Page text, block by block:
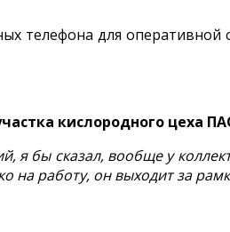
телефона для оперативной
кислородного цеха
я бы сказал, вообще у
на работу, он выходит за